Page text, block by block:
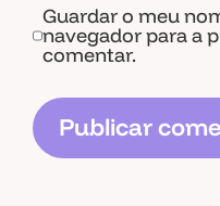
Guardar o meu
navegador para a
comentar.
Publicarcome
Publicarcome